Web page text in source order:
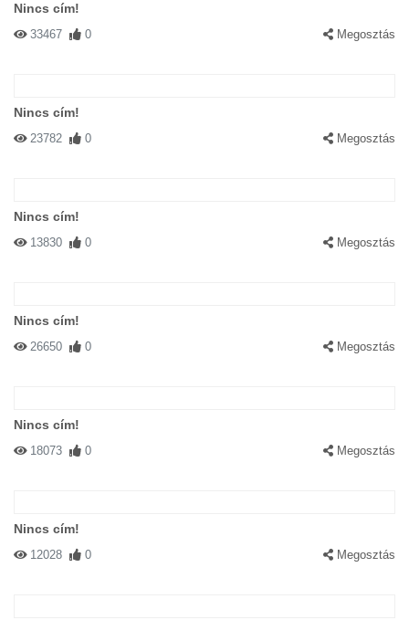
Nincs cím!
33467 0 Megosztás
Nincs cím!
23782 0 Megosztás
Nincs cím!
13830 0 Megosztás
Nincs cím!
26650 0 Megosztás
Nincs cím!
18073 0 Megosztás
Nincs cím!
12028 0 Megosztás